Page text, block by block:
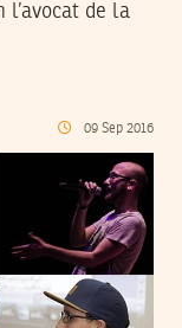
l’avocat de la
09 Sep 2016